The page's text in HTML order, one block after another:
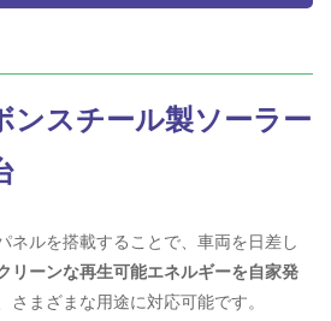
ンスチール製ソーラー
ネルを搭載することで、車両を日差し
リーンな再生可能エネルギーを自家発
さまざまな用途に対応可能です。